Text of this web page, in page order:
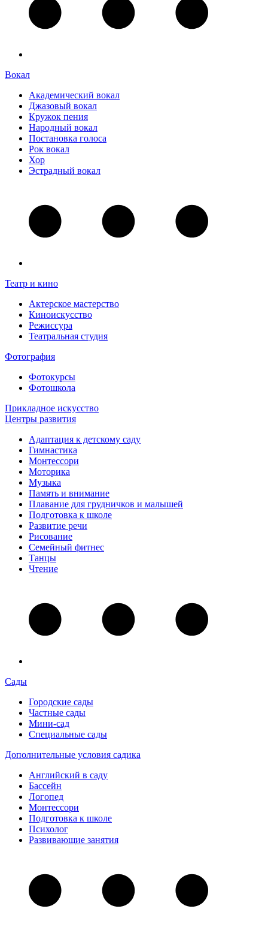
Вокал
Академический вокал
Джазовый вокал
Кружок пения
Народный вокал
Постановка голоса
Рок вокал
Хор
Эстрадный вокал
Театр и кино
Актерское мастерство
Киноискусство
Режиссура
Театральная студия
Фотография
Фотокурсы
Фотошкола
Прикладное искусство
Центры развития
Адаптация к детскому саду
Гимнастика
Монтессори
Моторика
Музыка
Память и внимание
Плавание для грудничков и малышей
Подготовка к школе
Развитие речи
Рисование
Семейный фитнес
Танцы
Чтение
Сады
Городские сады
Частные сады
Мини-сад
Специальные сады
Дополнительные условия садика
Английский в саду
Бассейн
Логопед
Монтессори
Подготовка к школе
Психолог
Развивающие занятия